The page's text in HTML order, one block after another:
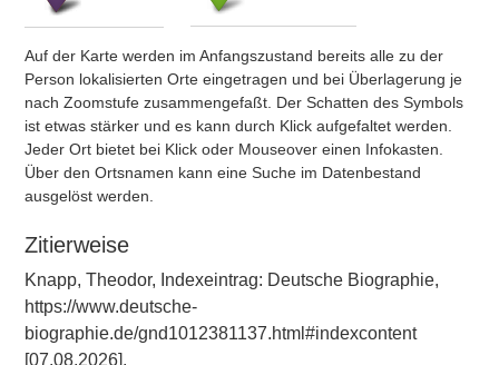
Auf der Karte werden im Anfangszustand bereits alle zu der
Person lokalisierten Orte eingetragen und bei Überlagerung je
nach Zoomstufe zusammengefaßt. Der Schatten des Symbols
ist etwas stärker und es kann durch Klick aufgefaltet werden.
Jeder Ort bietet bei Klick oder Mouseover einen Infokasten.
Über den Ortsnamen kann eine Suche im Datenbestand
ausgelöst werden.
Zitierweise
Knapp, Theodor, Indexeintrag: Deutsche Biographie,
https://www.deutsche-
biographie.de/gnd1012381137.html#indexcontent
[07.08.2026].